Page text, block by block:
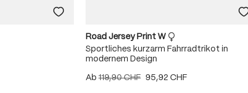
Road Jersey Print W
Sportliches kurzarm Fahrradtrikot in
modernem Design
Ab 119,90 CHF 95,92 CHF